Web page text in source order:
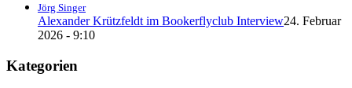
Jörg Singer
Alexander Krützfeldt im Bookerflyclub Interview24. Februar
2026 - 9:10
Kategorien